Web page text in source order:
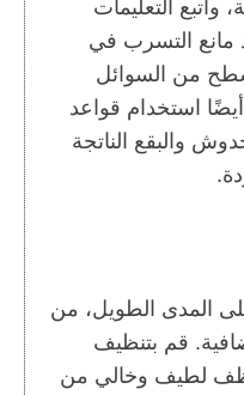
التعليمات
مانع التسرب في
من السوائل
استخدام قواعد
والبقع الناتجة
المدى الطويل، من
قم بتنظيف
لطيف وخالي من